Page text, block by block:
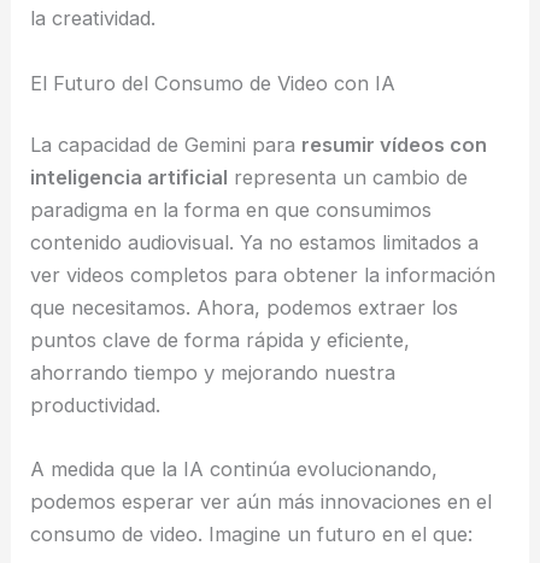
la creatividad.
El Futuro del Consumo de Video con IA
La capacidad de Gemini para resumir vídeos con
inteligencia artificial representa un cambio de
paradigma en la forma en que consumimos
contenido audiovisual. Ya no estamos limitados a
ver videos completos para obtener la información
que necesitamos. Ahora, podemos extraer los
puntos clave de forma rápida y eficiente,
ahorrando tiempo y mejorando nuestra
productividad.
A medida que la IA continúa evolucionando,
podemos esperar ver aún más innovaciones en el
consumo de video. Imagine un futuro en el que: